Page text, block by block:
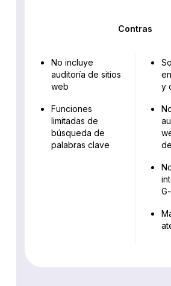
Contras
No incluye
auditoría de sitios
web
Funciones
limitadas de
búsqueda de
palabras clave
y